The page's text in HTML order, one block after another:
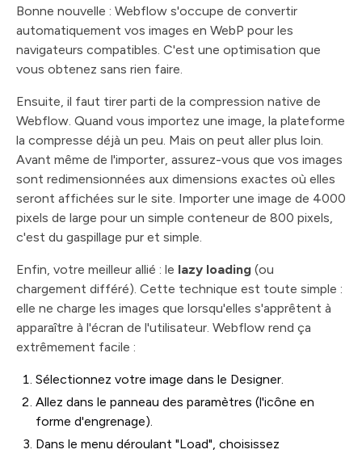
Bonne nouvelle : Webflow s'occupe de convertir
automatiquement vos images en WebP pour les
navigateurs compatibles. C'est une optimisation que
vous obtenez sans rien faire.
Ensuite, il faut tirer parti de la compression native de
Webflow. Quand vous importez une image, la plateforme
la compresse déjà un peu. Mais on peut aller plus loin.
Avant même de l'importer, assurez-vous que vos images
sont redimensionnées aux dimensions exactes où elles
seront affichées sur le site. Importer une image de 4000
pixels de large pour un simple conteneur de 800 pixels,
c'est du gaspillage pur et simple.
Enfin, votre meilleur allié : le lazy loading (ou
chargement différé). Cette technique est toute simple :
elle ne charge les images que lorsqu'elles s'apprêtent à
apparaître à l'écran de l'utilisateur. Webflow rend ça
extrêmement facile :
Sélectionnez votre image dans le Designer.
Allez dans le panneau des paramètres (l'icône en
forme d'engrenage).
Dans le menu déroulant "Load", choisissez